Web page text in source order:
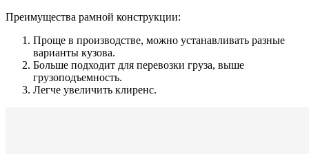
Преимущества рамной конструкции:
Проще в производстве, можно устанавливать разные
варианты кузова.
Больше подходит для перевозки груза, выше
грузоподъемность.
Легче увеличить клиренс.